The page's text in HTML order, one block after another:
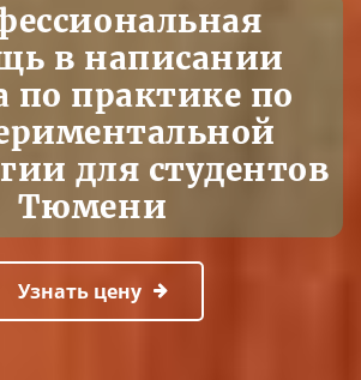
в написании
по практике по
для студентов
Тюмени
Узнать цену